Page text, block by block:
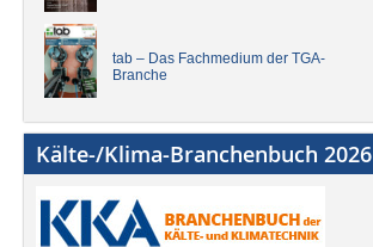
tab – Das Fachmedium der TGA-
Branche
Kälte-/Klima-Branchenbuch 2026